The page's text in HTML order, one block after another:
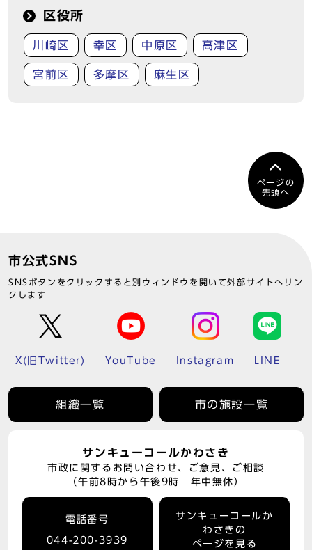
区役所
川崎区 幸区 中原区 高津区
宮前区 多摩区 麻生区
ページの
先頭へ
市公式SNS
SNSボタンをクリックすると別ウィンドウを開いて外部サイトへリン
クします
X(旧Twitter) YouTube Instagram LINE
組織一覧 市の施設一覧
サンキューコールかわさき
市政に関するお問い合わせ、ご意見、ご相談
（午前8時から午後9時 年中無休）
電話番号
044-200-3939
サンキューコールか
わさきの
ページを見る